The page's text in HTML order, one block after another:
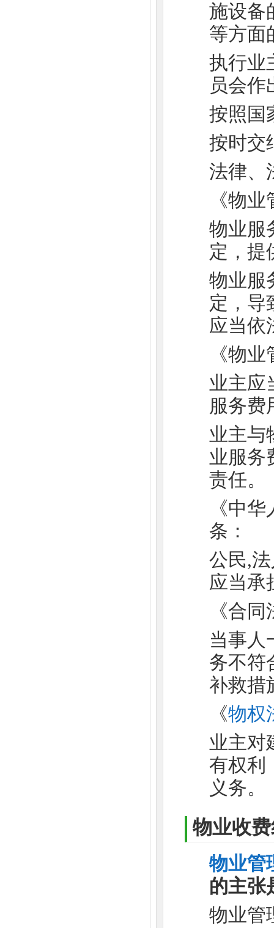
施设备
等方面
执行业
员会作
按照国
按时交
法律、
《物
物业服
定，提
物业服
定，导
应当依
《物
业主应
服务费
业主与
业服务
责任。
《中
条：
公民,
应当承
《合
当事人
务不符
补救措
《物权
业主对
有权利
义务。
物业收
物业管
的主张
物业管